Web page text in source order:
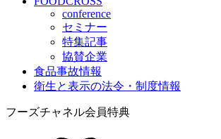
conference
セミナー
特集記事
協賛企業
食品事故情報
衛生と表示の法令・制度情報
フーズチャネル会員特典